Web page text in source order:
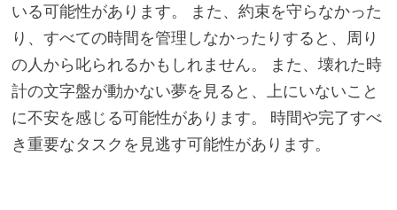
いる可能性があります。 また、約束を守らなかった
り、すべての時間を管理しなかったりすると、周り
の人から叱られるかもしれません。 また、壊れた時
計の文字盤が動かない夢を見ると、上にいないこと
に不安を感じる可能性があります。 時間や完了すべ
き重要なタスクを見逃す可能性があります。